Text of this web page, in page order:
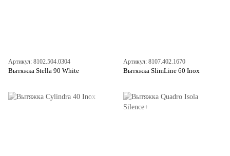
Артикул: 8102.504.0304
Вытяжка Stella 90 White
Артикул: 8107.402.1670
Вытяжка SlimLine 60 Inox